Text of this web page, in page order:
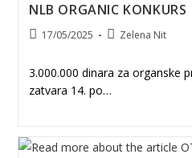
NLB ORGANIC KONKURS
Post17/05/2025
PostZelena Nit
3.000.000 dinara za organske
zatvara 14. po…